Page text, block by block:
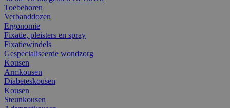
Toebehoren
Verbanddozen
Ergonomie
Fixatie, pleisters en spray
Fixatiewindels
Gespecialiseerde wondzorg
Kousen
Armkousen
Diabeteskousen
Kousen
Steunkousen